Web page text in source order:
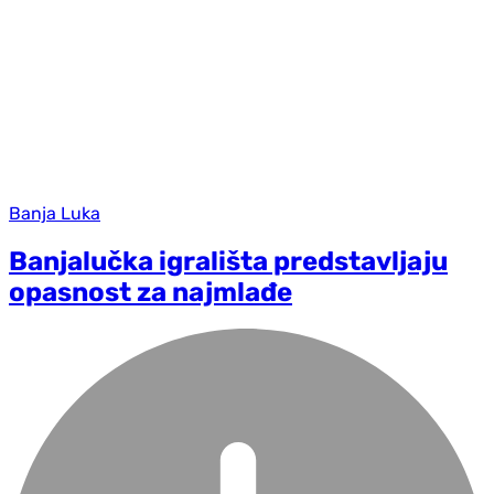
Banja Luka
Banjalučka igrališta predstavljaju
opasnost za najmlađe